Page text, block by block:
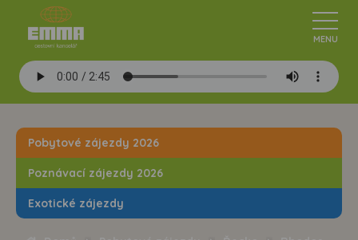
Pobytové zájezdy 2026
Poznávací zájezdy 2026
Exotické zájezdy